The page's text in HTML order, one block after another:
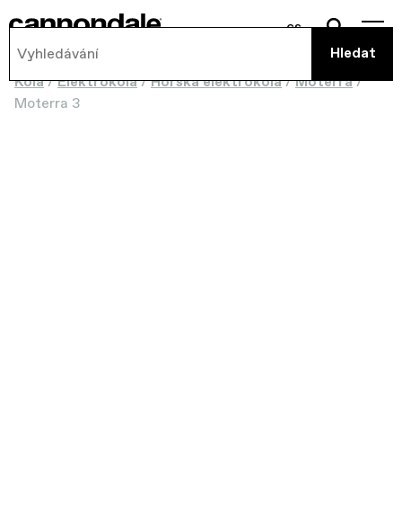
cs
Kola/Elektrokola/Horská elektrokola/Moterra/
Moterra 3